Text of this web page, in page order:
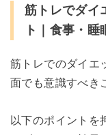
筋トレでダイ
ト｜食事・睡
筋トレでのダイエ
面でも意識すべき
以下のポイントを